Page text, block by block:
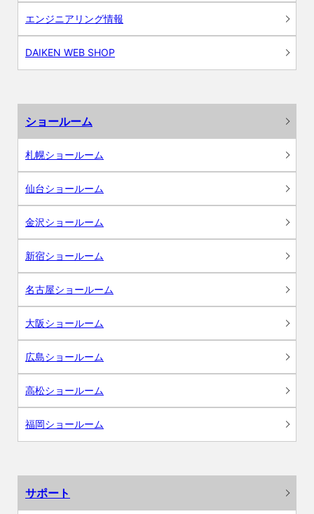
エンジニアリング情報
DAIKEN WEB SHOP
ショールーム
札幌ショールーム
仙台ショールーム
金沢ショールーム
新宿ショールーム
名古屋ショールーム
大阪ショールーム
広島ショールーム
高松ショールーム
福岡ショールーム
サポート